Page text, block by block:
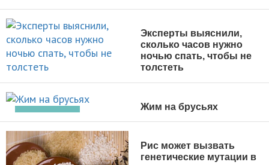
НОВОСТИ
НОВОСТИ
Эксперты выяснили,
сколько часов нужно
ночью спать, чтобы не
толстеть
Жим на брусьях
Рис может вызвать
генетические мутации в